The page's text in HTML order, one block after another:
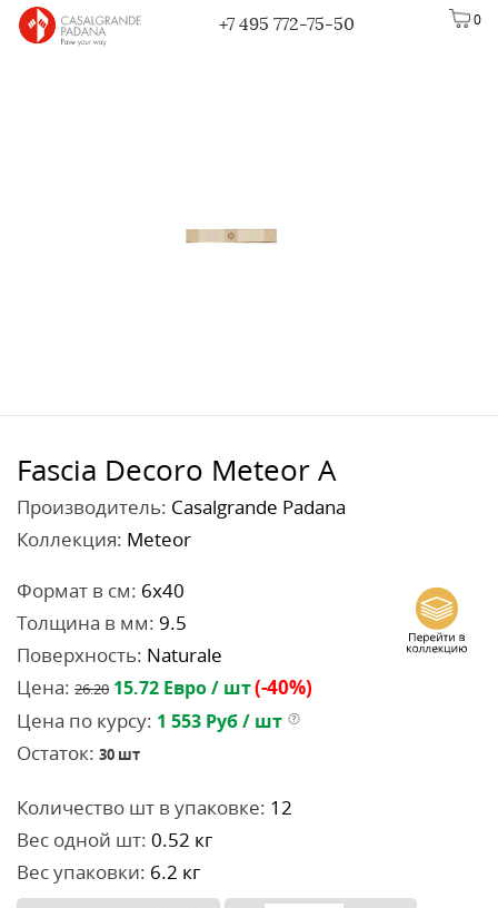
0
+7 495 772-75-50
Fascia Decoro Meteor A
Производитель: Casalgrande Padana
Коллекция: Meteor
Формат в см: 6x40
Толщина в мм: 9.5
Поверхность: Naturale
Цена: 26.20 15.72 Евро / шт(-40%)
Цена по курсу: 1 553 Руб / шт
Остаток: 30 шт
Количество шт в упаковке: 12
Вес одной шт: 0.52 кг
Вес упаковки: 6.2 кг